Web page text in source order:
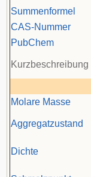
Summenformel
CAS-Nummer
PubChem
Kurzbeschreibung
Molare Masse
Aggregatzustand
Dichte